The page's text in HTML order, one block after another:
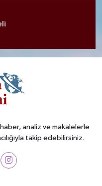
analiz ve makalelerle
takip edebilirsiniz.